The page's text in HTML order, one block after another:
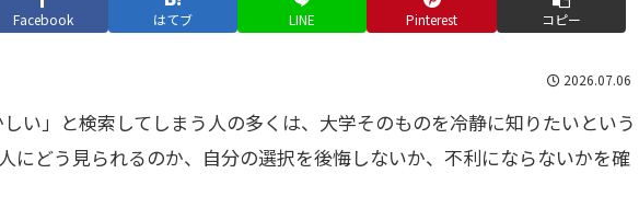
Facebook はてブ LINE Pinterest コピー
2026.07.06
しい」と検索してしまう人の多くは、大学そのものを冷静に知りたいという
にどう見られるのか、自分の選択を後悔しないか、不利にならないかを確